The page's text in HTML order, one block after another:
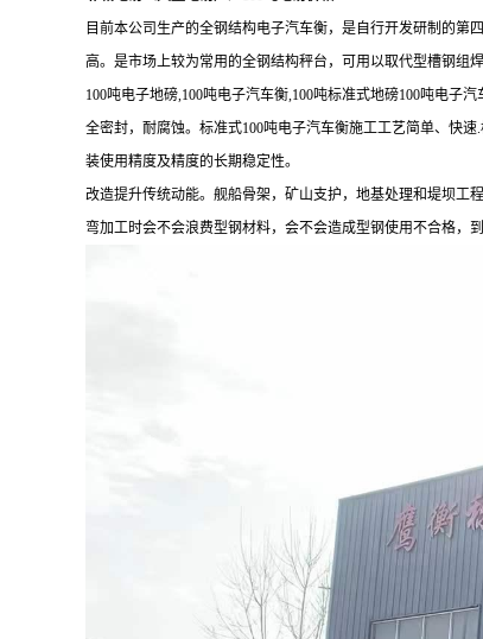
目前本公司生产的全钢结构电子汽车衡，是自行开发研制的
高。是市场上较为常用的全钢结构秤台，可用以取代型槽钢组
100吨电子地磅,100吨电子汽车衡,100吨标准式地磅100吨电子
全密封，耐腐蚀。标准式100吨电子汽车衡施工工艺简单、快
装使用精度及精度的长期稳定性。
改造提升传统动能。舰船骨架，矿山支护，地基处理和堤坝工
弯加工时会不会浪费型钢材料，会不会造成型钢使用不合格，